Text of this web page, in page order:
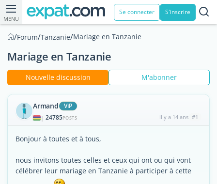
MENU
Se connecter S'inscrire
/Forum/Tanzanie/Mariage en Tanzanie
Mariage en Tanzanie
Nouvelle discussion M'abonner
Armand ViP
| 24785POSTS il y a 14 ans #1
Bonjour à toutes et à tous,
nous invitons toutes celles et ceux qui ont ou qui vont
célébrer leur mariage en Tanzanie à participer à cette